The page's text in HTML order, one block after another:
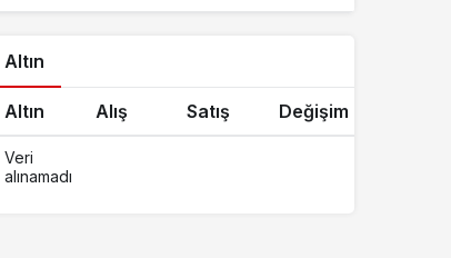
Altın
Altın Alış Satış Değişim
Veri
alınamadı